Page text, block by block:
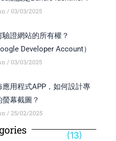
03/03/2025
驗證網站的所有權？
Developer Account）
03/03/2025
應用程式APP，如何設計專
螢幕截圖？
25/02/2025
(13)